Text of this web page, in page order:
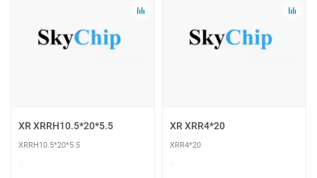
XR XRRH10.5*20*5.5
XRRH10.5*20*5.5
XR XRR4*20
XRR4*20